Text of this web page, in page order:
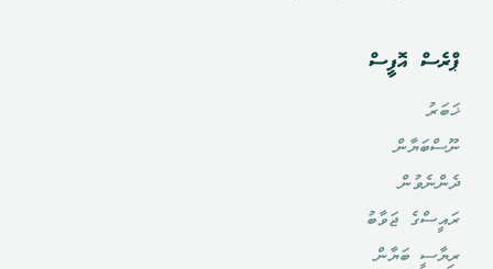
ޕްރެސް އޮފީސް
ޚަބަރު
ނޫސްބަޔާން
ދެންނެވުން
ރައީސްގެ ޖަވާބު
ރިޔާސީ ބަޔާން